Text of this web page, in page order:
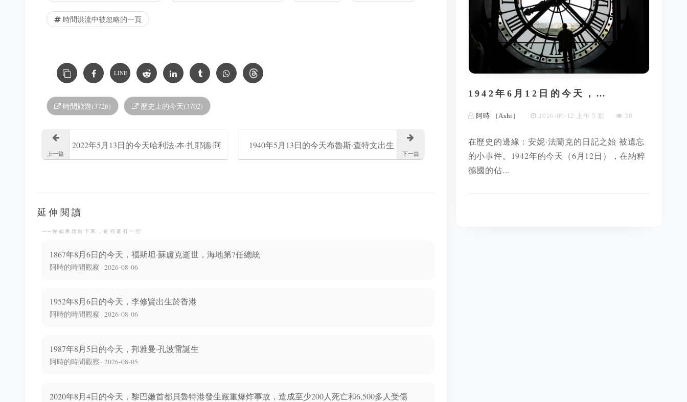
時間洪流中被忽略的一頁
LINE
時間旅遊(3726) 歷史上的今天(3702)
上一篇
2022年5月13日的今天哈利法·本·扎耶德·阿
下一篇
1940年5月13日的今天布魯斯·查特文出生
延伸閱讀
──你如果想留下來，這裡還有一些
1867年8月6日的今天，福斯坦·蘇盧克逝世，海地第7任總統
阿時的時間觀察 · 2026-08-06
1952年8月6日的今天，李修賢出生於香港
阿時的時間觀察 · 2026-08-06
1987年8月5日的今天，邦雅曼·孔波雷誕生
阿時的時間觀察 · 2026-08-05
2020年8月4日的今天，黎巴嫩首都貝魯特港發生嚴重爆炸事故，造成至少200人死亡和6,500多人受傷
1942年6月12日的今天，…
阿時 （Ashi） 2026-06-12 上午 5 點 38
在歷史的邊緣：安妮·法蘭克的日記之始 被遺忘
的小事件。1942年的今天（6月12日），在納粹
德國的佔...